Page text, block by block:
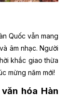
Quốc vẫn mang
âm nhạc. Người
khắc giao thừa
mừng năm mới!
hóa Hàn